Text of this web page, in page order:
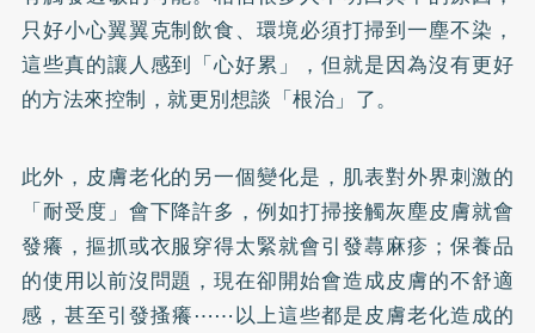
只好小心翼翼克制飲食、環境必須打掃到一塵不染，
這些真的讓人感到「心好累」，但就是因為沒有更好
的方法來控制，就更別想談「根治」了。
此外，皮膚老化的另一個變化是，肌表對外界刺激的
「耐受度」會下降許多，例如打掃接觸灰塵皮膚就會
發癢，摳抓或衣服穿得太緊就會引發蕁麻疹；保養品
的使用以前沒問題，現在卻開始會造成皮膚的不舒適
感，甚至引發搔癢⋯⋯以上這些都是皮膚老化造成的